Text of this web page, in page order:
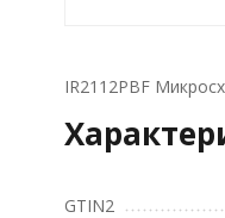
IR2112PBF
GTIN2